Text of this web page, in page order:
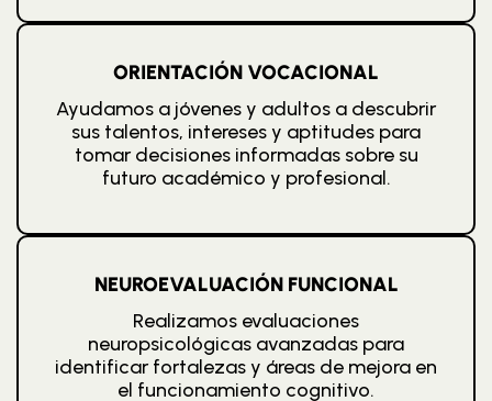
ORIENTACIÓN VOCACIONAL
Ayudamos a jóvenes y adultos a descubrir
sus talentos, intereses y aptitudes para
tomar decisiones informadas sobre su
futuro académico y profesional.
NEUROEVALUACIÓN FUNCIONAL
Realizamos evaluaciones
neuropsicológicas avanzadas para
identificar fortalezas y áreas de mejora en
el funcionamiento cognitivo.